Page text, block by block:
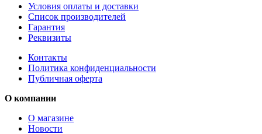
Условия оплаты и доставки
Список производителей
Гарантия
Реквизиты
Контакты
Политика конфиденциальности
Публичная оферта
О компании
О магазине
Новости